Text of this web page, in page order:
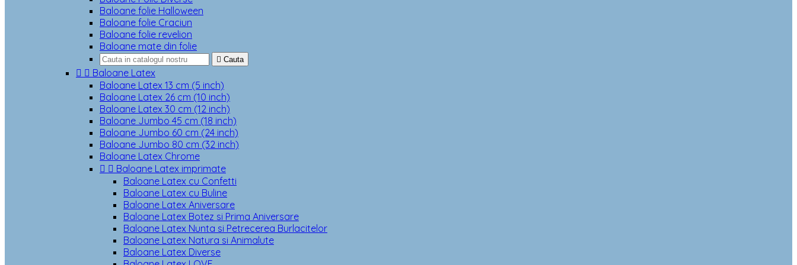
Baloane folie Halloween
Baloane folie Craciun
Baloane folie revelion
Baloane mate din folie
 Cauta
  Baloane Latex
Baloane Latex 13 cm (5 inch)
Baloane Latex 26 cm (10 inch)
Baloane Latex 30 cm (12 inch)
Baloane Jumbo 45 cm (18 inch)
Baloane Jumbo 60 cm (24 inch)
Baloane Jumbo 80 cm (32 inch)
Baloane Latex Chrome
  Baloane Latex imprimate
Baloane Latex cu Confetti
Baloane Latex cu Buline
Baloane Latex Aniversare
Baloane Latex Botez si Prima Aniversare
Baloane Latex Nunta si Petrecerea Burlacitelor
Baloane Latex Natura si Animalute
Baloane Latex Diverse